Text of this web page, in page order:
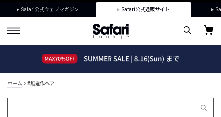
Safari公式ウェブマガジン Safari公式通販サイト
ホーム #無造作ヘア